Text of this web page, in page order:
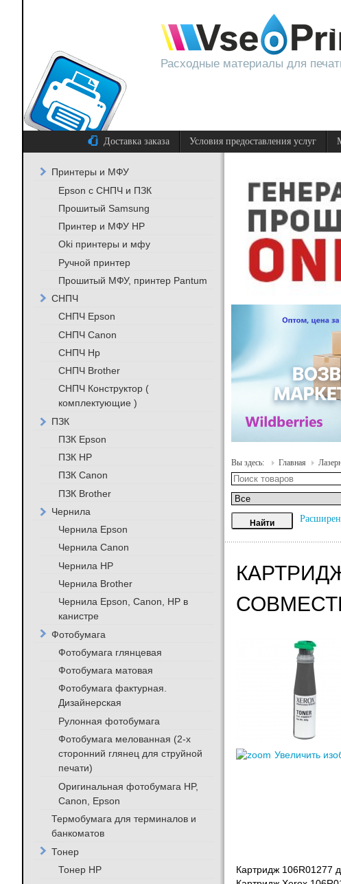
Расходные материалы для
Доставка заказа Условия предоставления услуг
Вы здесь: Главная
КАРТРИДЖ
Увеличить
Картридж 106R01277
Принтеры и МФУ
Epson с СНПЧ и ПЗК
Прошитый Samsung
Принтер и МФУ HP
Oki принтеры и мфу
Ручной принтер
Прошитый МФУ, принтер Pantum
СНПЧ
СНПЧ Epson
СНПЧ Canon
СНПЧ Hp
СНПЧ Brother
СНПЧ Конструктор (
комплектующие )
ПЗК
ПЗК Epson
ПЗК HP
ПЗК Canon
ПЗК Brother
Чернила
Чернила Epson
Чернила Canon
Чернила HP
Чернила Brother
Чернила Epson, Canon, HP в
канистре
Фотобумага
Фотобумага глянцевая
Фотобумага матовая
Фотобумага фактурная.
Дизайнерская
Рулонная фотобумага
Фотобумага мелованная (2-х
сторонний глянец для струйной
печати)
Оригинальная фотобумага HP,
Canon, Epson
Термобумага для терминалов и
банкоматов
Тонер
Тонер HP